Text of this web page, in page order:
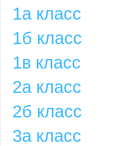
1а класс
1б класс
1в класс
2а класс
2б класс
3а класс